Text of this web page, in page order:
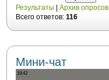
Результаты
Архив опросов
Всего ответов: 116
Мини-чат